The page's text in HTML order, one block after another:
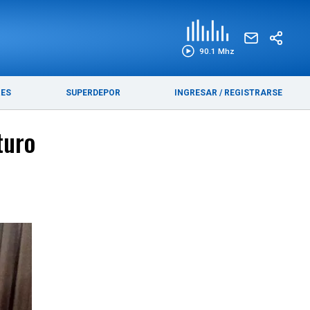
90.1 Mhz
SUPERDEPOR INGRESAR / REGISTRARSE